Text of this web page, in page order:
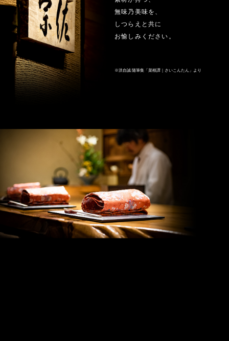
無味乃美味を、
しつらえと共に
お愉しみください。
※洪自誠 随筆集「菜根譚｜さいこんたん」より